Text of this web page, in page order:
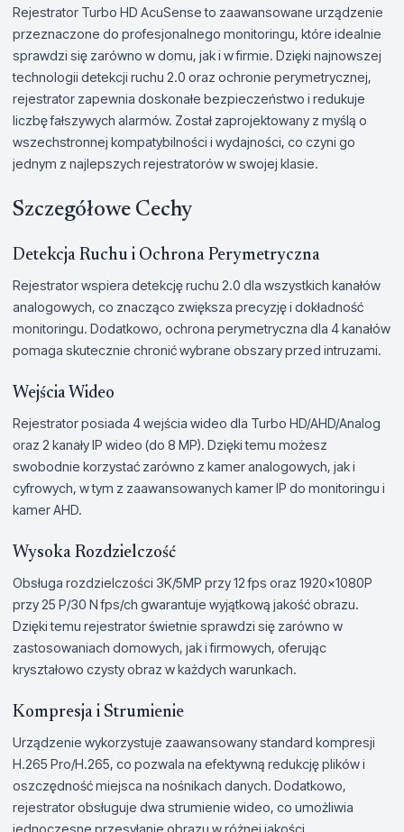
Rejestrator Turbo HD AcuSense to zaawansowane urządzenie
przeznaczone do profesjonalnego monitoringu, które idealnie
sprawdzi się zarówno w domu, jak i w firmie. Dzięki najnowszej
technologii detekcji ruchu 2.0 oraz ochronie perymetrycznej,
rejestrator zapewnia doskonałe bezpieczeństwo i redukuje
liczbę fałszywych alarmów. Został zaprojektowany z myślą o
wszechstronnej kompatybilności i wydajności, co czyni go
jednym z najlepszych rejestratorów w swojej klasie.
Szczegółowe Cechy
Detekcja Ruchu i Ochrona Perymetryczna
Rejestrator wspiera detekcję ruchu 2.0 dla wszystkich kanałów
analogowych, co znacząco zwiększa precyzję i dokładność
monitoringu. Dodatkowo, ochrona perymetryczna dla 4 kanałów
pomaga skutecznie chronić wybrane obszary przed intruzami.
Wejścia Wideo
Rejestrator posiada 4 wejścia wideo dla Turbo HD/AHD/Analog
oraz 2 kanały IP wideo (do 8 MP). Dzięki temu możesz
swobodnie korzystać zarówno z kamer analogowych, jak i
cyfrowych, w tym z zaawansowanych kamer IP do monitoringu i
kamer AHD.
Wysoka Rozdzielczość
Obsługa rozdzielczości 3K/5MP przy 12 fps oraz 1920×1080P
przy 25 P/30 N fps/ch gwarantuje wyjątkową jakość obrazu.
Dzięki temu rejestrator świetnie sprawdzi się zarówno w
zastosowaniach domowych, jak i firmowych, oferując
kryształowo czysty obraz w każdych warunkach.
Kompresja i Strumienie
Urządzenie wykorzystuje zaawansowany standard kompresji
H.265 Pro/H.265, co pozwala na efektywną redukcję plików i
oszczędność miejsca na nośnikach danych. Dodatkowo,
rejestrator obsługuje dwa strumienie wideo, co umożliwia
jednoczesne przesyłanie obrazu w różnej jakości.